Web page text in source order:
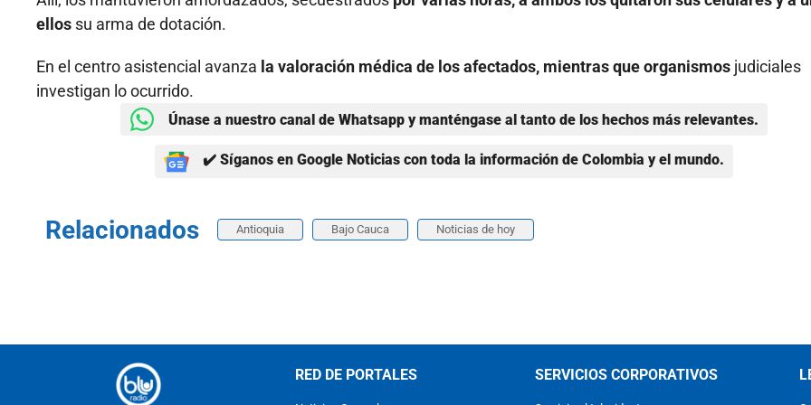
ellos su arma de dotación.
En el centro asistencial avanza la valoración médica de los afectados, mientras que organismos judiciales
investigan lo ocurrido.
Únase a nuestro canal de Whatsapp y manténgase al tanto de los hechos más relevantes.
✔️ Síganos en Google Noticias con toda la información de Colombia y el mundo.
Relacionados Antioquia Bajo Cauca Noticias de hoy
RED DE PORTALES SERVICIOS CORPORATIVOS